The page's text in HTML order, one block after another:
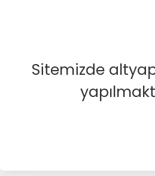
Sitemizde